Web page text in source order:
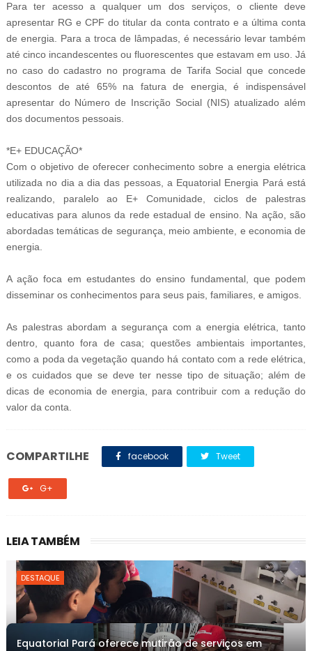
Para ter acesso a qualquer um dos serviços, o cliente deve
apresentar RG e CPF do titular da conta contrato e a última conta
de energia. Para a troca de lâmpadas, é necessário levar também
até cinco incandescentes ou fluorescentes que estavam em uso. Já
no caso do cadastro no programa de Tarifa Social que concede
descontos de até 65% na fatura de energia, é indispensável
apresentar do Número de Inscrição Social (NIS) atualizado além
dos documentos pessoais.
*E+ EDUCAÇÃO*
Com o objetivo de oferecer conhecimento sobre a energia elétrica
utilizada no dia a dia das pessoas, a Equatorial Energia Pará está
realizando, paralelo ao E+ Comunidade, ciclos de palestras
educativas para alunos da rede estadual de ensino. Na ação, são
abordadas temáticas de segurança, meio ambiente, e economia de
energia.
A ação foca em estudantes do ensino fundamental, que podem
disseminar os conhecimentos para seus pais, familiares, e amigos.
As palestras abordam a segurança com a energia elétrica, tanto
dentro, quanto fora de casa; questões ambientais importantes,
como a poda da vegetação quando há contato com a rede elétrica,
e os cuidados que se deve ter nesse tipo de situação; além de
dicas de economia de energia, para contribuir com a redução do
valor da conta.
COMPARTILHE facebook Tweet
G+
LEIA TAMBÉM
DESTAQUE
Equatorial Pará oferece mutirão de serviços em